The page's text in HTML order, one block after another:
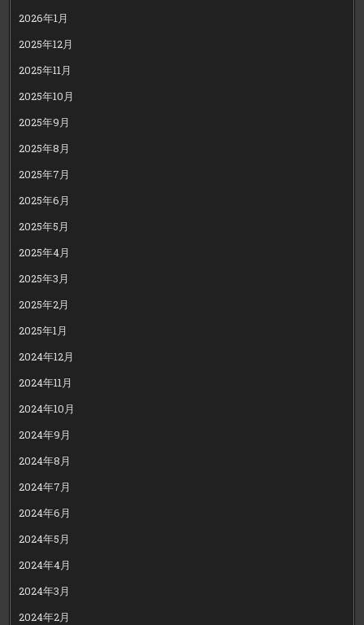
2026年1月
2025年12月
2025年11月
2025年10月
2025年9月
2025年8月
2025年7月
2025年6月
2025年5月
2025年4月
2025年3月
2025年2月
2025年1月
2024年12月
2024年11月
2024年10月
2024年9月
2024年8月
2024年7月
2024年6月
2024年5月
2024年4月
2024年3月
2024年2月